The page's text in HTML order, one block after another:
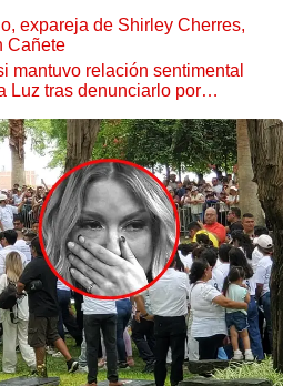
expareja de Shirley Cherres,
Cañete
mantuvo relación sentimental
Luz tras denunciarlo por